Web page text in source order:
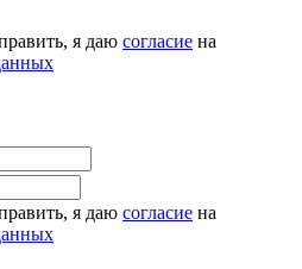
я даю согласие на
я даю согласие на